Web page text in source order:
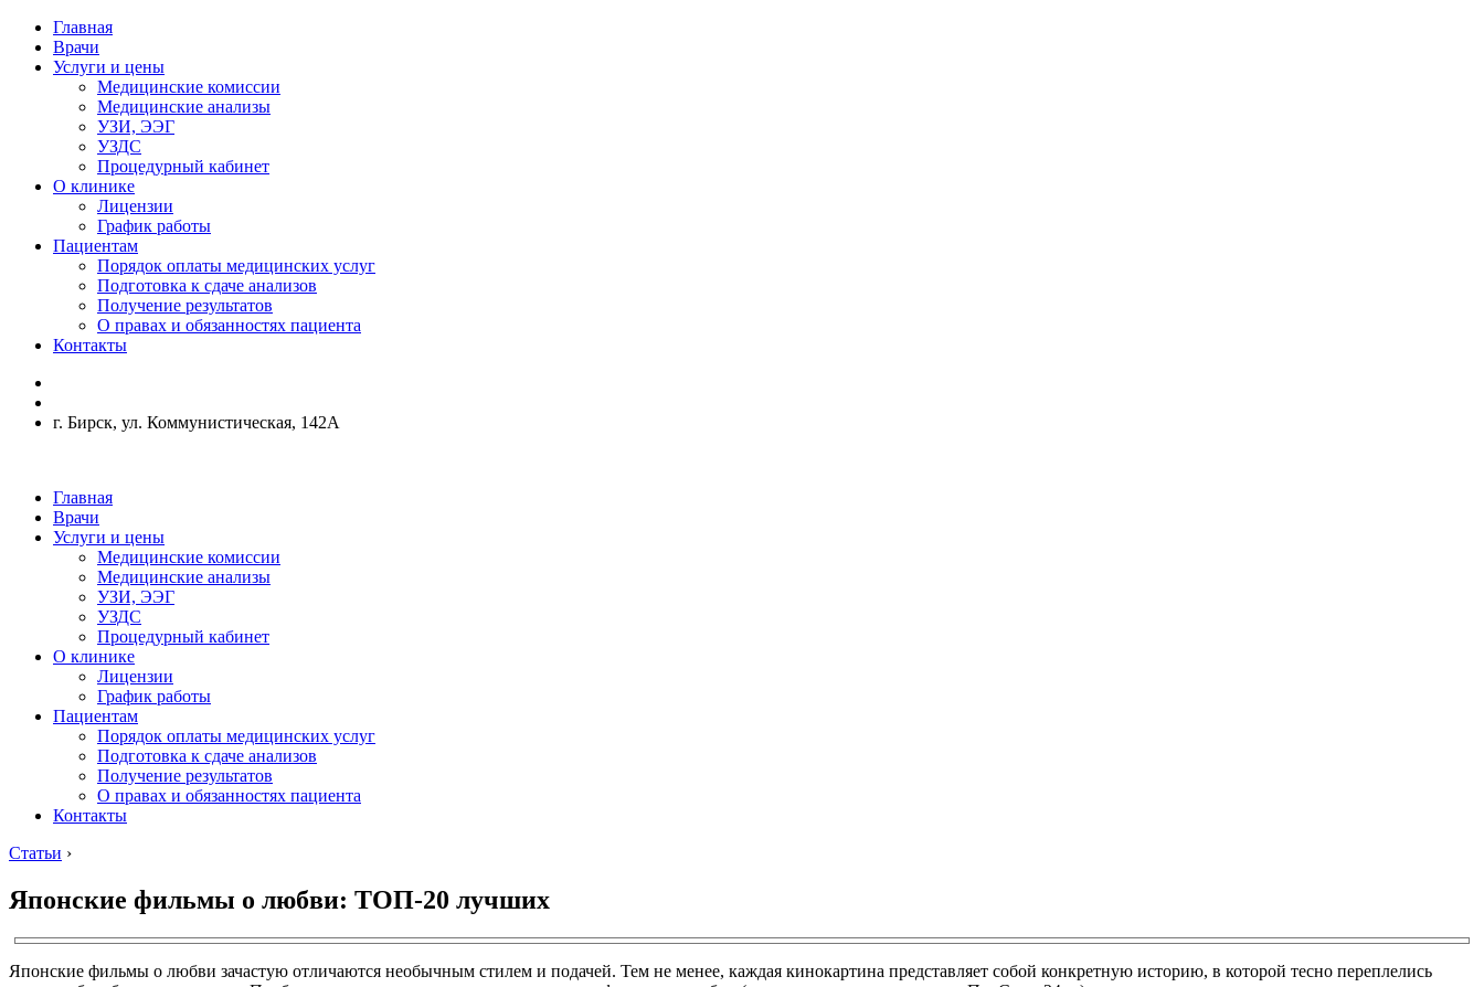
Главная
Врачи
Услуги и цены
Медицинские комиссии
Медицинские анализы
УЗИ, ЭЭГ
УЗДС
Процедурный кабинет
О клинике
Лицензии
График работы
Пациентам
Порядок оплаты медицинских услуг
Подготовка к сдаче анализов
Получение результатов
О правах и обязанностях пациента
Контакты
г. Бирск, ул. Коммунистическая, 142А
Главная
Врачи
Услуги и цены
Медицинские комиссии
Медицинские анализы
УЗИ, ЭЭГ
УЗДС
Процедурный кабинет
О клинике
Лицензии
График работы
Пациентам
Порядок оплаты медицинских услуг
Подготовка к сдаче анализов
Получение результатов
О правах и обязанностях пациента
Контакты
Статьи ›
Японские фильмы о любви: ТОП-20 лучших
Японские фильмы о любви зачастую отличаются необычным стилем и подачей. Тем не менее, каждая кинокартина представляет собой конкретную историю, в которой тесно переплелись